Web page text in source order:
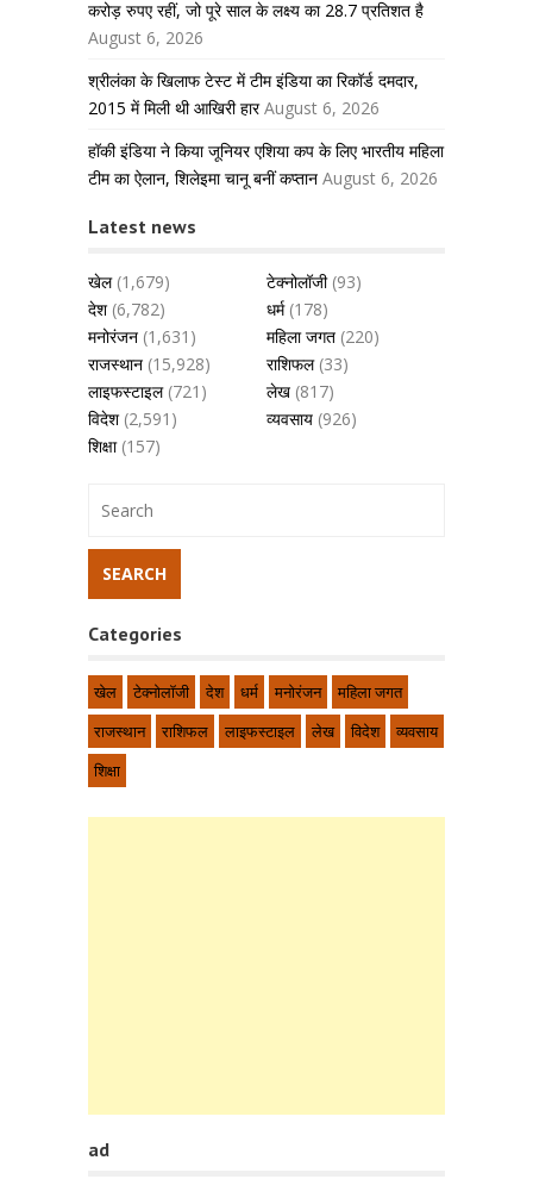
करोड़ रुपए रहीं, जो पूरे साल के लक्ष्य का 28.7 प्रतिशत है
August 6, 2026
श्रीलंका के खिलाफ टेस्ट में टीम इंडिया का रिकॉर्ड दमदार,
2015 में मिली थी आखिरी हार August 6, 2026
हॉकी इंडिया ने किया जूनियर एशिया कप के लिए भारतीय महिला
टीम का ऐलान, शिलेइमा चानू बनीं कप्तान August 6, 2026
Latest news
खेल(1,679) टेक्नोलॉजी(93)
देश(6,782) धर्म(178)
मनोरंजन (1,631) महिला जगत (220)
राजस्थान (15,928) राशिफल(33)
लाइफस्टाइल(721) लेख (817)
विदेश(2,591) व्यवसाय (926)
शिक्षा(157)
Categories
खेल टेक्नोलॉजी देश धर्म मनोरंजन
महिला जगत
राजस्थान
राशिफल लाइफस्टाइल लेख विदेश
व्यवसाय
शिक्षा
ad